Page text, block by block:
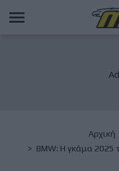
Παράκαμψη
προς
Αρχική
BMW: Η γκάμα 2025